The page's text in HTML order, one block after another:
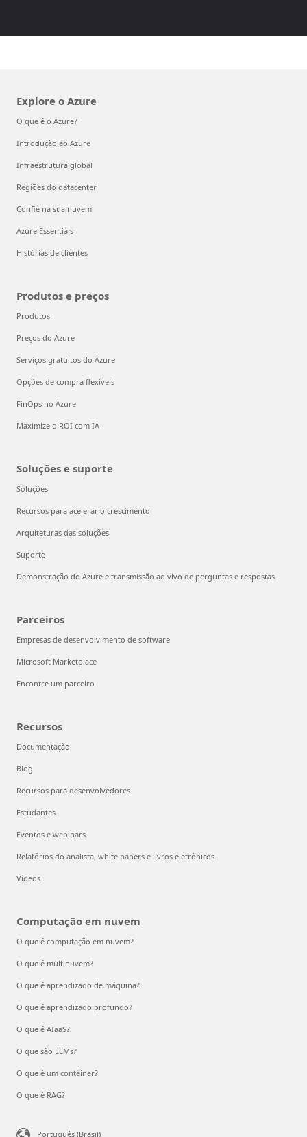
Explore o Azure
O que é o Azure?
Introdução ao Azure
Infraestrutura global
Regiões do datacenter
Confie na sua nuvem
Azure Essentials
Histórias de clientes
Produtos e preços
Produtos
Preços do Azure
Serviços gratuitos do Azure
Opções de compra flexíveis
FinOps no Azure
Maximize o ROI com IA
Soluções e suporte
Soluções
Recursos para acelerar o crescimento
Arquiteturas das soluções
Suporte
Demonstração do Azure e transmissão ao vivo de perguntas e respostas
Parceiros
Empresas de desenvolvimento de software
Microsoft Marketplace
Encontre um parceiro
Recursos
Documentação
Blog
Recursos para desenvolvedores
Estudantes
Eventos e webinars
Relatórios do analista, white papers e livros eletrônicos
Vídeos
Computação em nuvem
O que é computação em nuvem?
O que é multinuvem?
O que é aprendizado de máquina?
O que é aprendizado profundo?
O que é AIaaS?
O que são LLMs?
O que é um contêiner?
O que é RAG?
Português (Brasil)